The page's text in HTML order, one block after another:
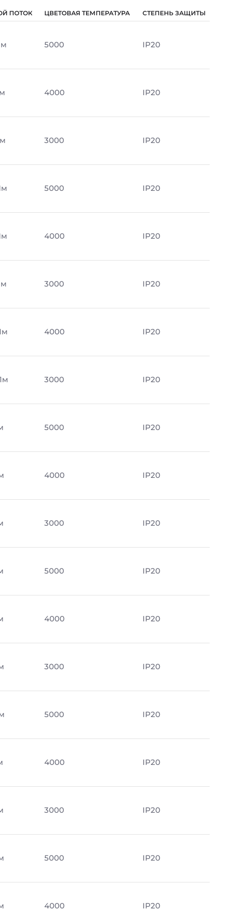
ПОТОК ЦВЕТОВАЯ ТЕМПЕРАТУРА СТЕПЕНЬ ЗАЩИТЫ
5000 IP20
4000 IP20
3000 IP20
5000 IP20
4000 IP20
3000 IP20
4000 IP20
3000 IP20
5000 IP20
4000 IP20
3000 IP20
5000 IP20
4000 IP20
3000 IP20
5000 IP20
4000 IP20
3000 IP20
5000 IP20
4000 IP20